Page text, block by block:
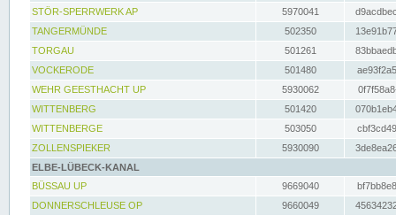
STÖR-SPERRWERK AP 5970041
TANGERMÜNDE
502350
TORGAU
501261
VOCKERODE
501480
WEHR GEESTHACHT UP
5930062
WITTENBERG
501420
WITTENBERGE
503050
ZOLLENSPIEKER
5930090
ELBE-LÜBECK-KANAL
BÜSSAU UP
9669040
DONNERSCHLEUSE OP
9660049